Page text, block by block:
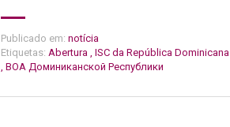
Publicado em:notícia
Etiquetas:Abertura, ISC da República Dominicana
, ВОА Доминиканской Республики